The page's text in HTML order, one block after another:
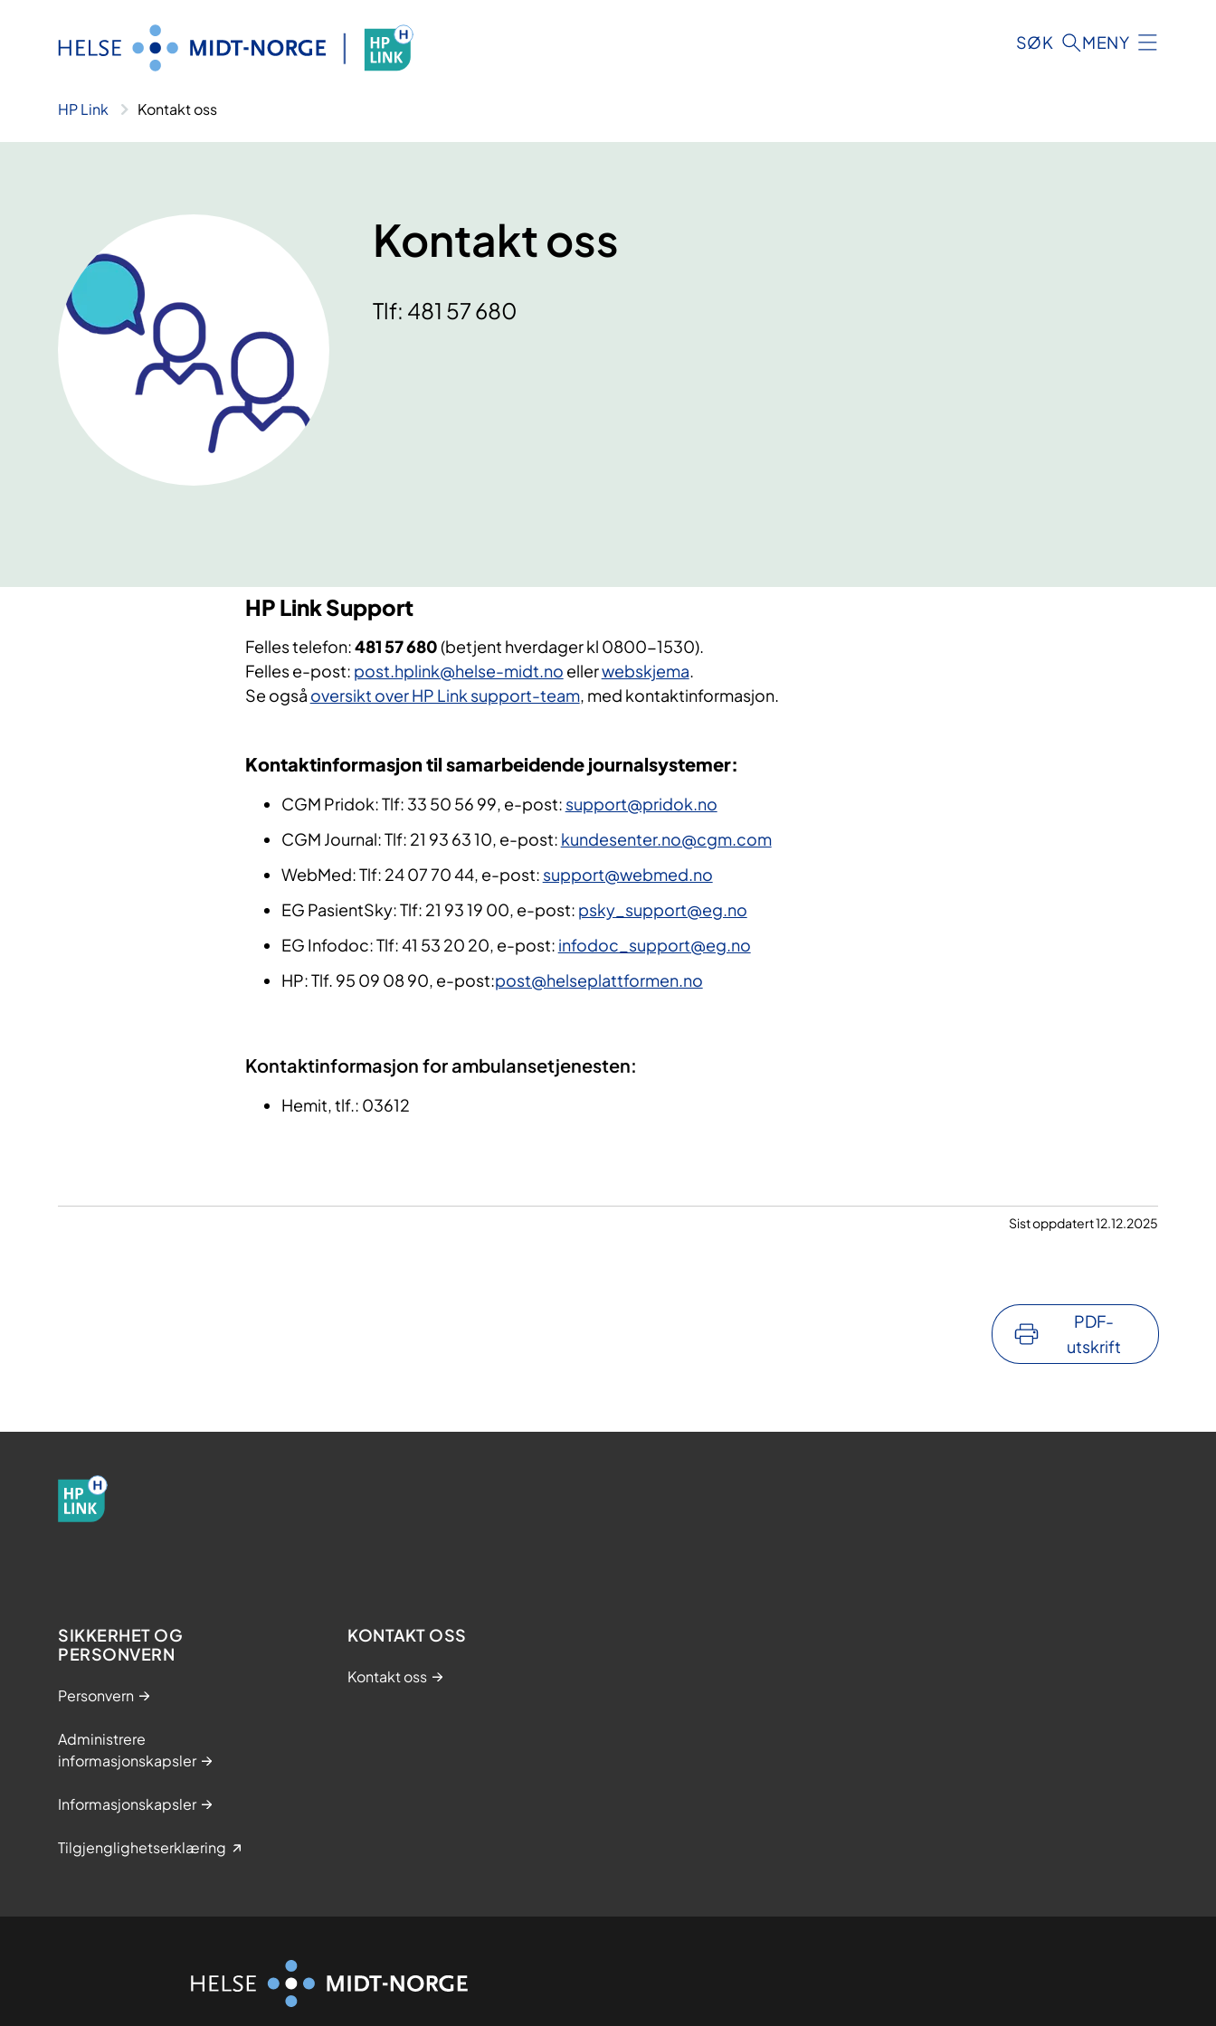
SØK MENY
HP Link Kontakt oss
Kontakt oss
Tlf: 481 57 680
HP Link Support
Felles telefon:481 57 680(betjent hverdager kl 0800-1530).
Felles e-post: post.hplink@helse-midt.no ellerwebskjema.
Se også oversikt over HP Link support-team, med kontaktinformasjon.
Kontaktinformasjon til samarbeidende journalsystemer:
CGM Pridok: Tlf: 33 50 56 99, e-post: support@pridok.no
CGM Journal: Tlf: 21 93 63 10, e-post: kundesenter.no@cgm.com
WebMed: Tlf: 24 07 70 44, e-post: support@webmed.no
EG PasientSky: Tlf: 21 93 19 00, e-post: psky_support@eg.no
EG Infodoc: Tlf: 41 53 20 20, e-post: infodoc_support@eg.no
HP: Tlf. 95 09 08 90, e-post:post@helseplattformen.no
Kontaktinformasjon for ambulansetjenesten:
Hemit, tlf.: 03612
Sist oppdatert 12.12.2025
PDF-
utskrift
SIKKERHET OG
PERSONVERN
Personvern
Administrere
informasjonskapsler
Informasjonskapsler
Tilgjenglighetserklæring
KONTAKT OSS
Kontakt oss